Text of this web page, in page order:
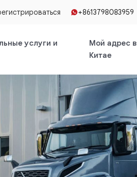
+8613798083959
услуги и
Мой адрес в
Китае